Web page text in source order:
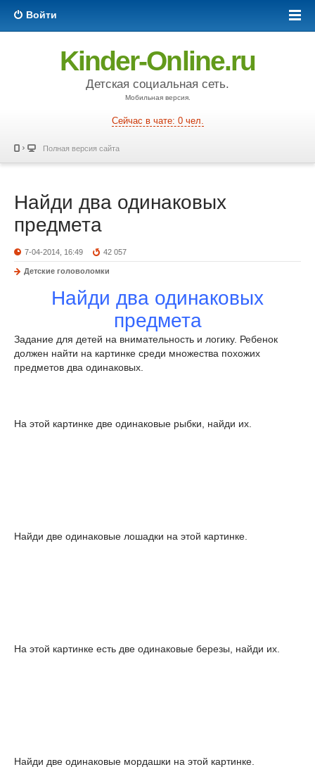
Войти
Kinder-Online.ru
Детская социальная сеть.
Мобильная версия.
Сейчас в чате: 0 чел.
Полная версия сайта
Найди два одинаковых
предмета
7-04-2014, 16:49 42 057
Детские головоломки
Найди два одинаковых
предмета
Задание для детей на внимательность и логику. Ребенок
должен найти на картинке среди множества похожих
предметов два одинаковых.
На этой картинке две одинаковые рыбки, найди их.
Найди две одинаковые лошадки на этой картинке.
На этой картинке есть две одинаковые березы, найди их.
Найди две одинаковые мордашки на этой картинке.